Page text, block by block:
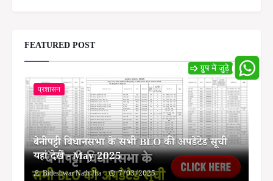
FEATURED POST
प्रशासन
बेनीपट्टी विधानसभा के सभी BLO की अपडेटेड सूची
यहां देखें - May 2025
Bideshwar Nath Jha 7/03/2025